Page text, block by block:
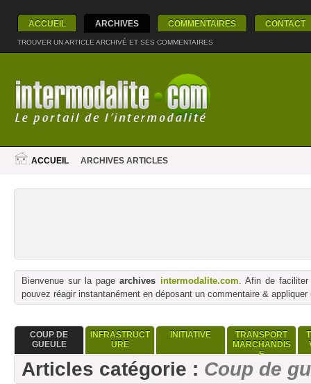
ACCUEIL ARCHIVES COMMENTAIRES CONTACT
TROUVER UN ARTICLE ARCHIVÉ ET SES COMMENTAIRES
ACCUEIL ARCHIVES ARTICLES
Bienvenue sur la pagearchives intermodalite.com. Afin de
pouvez réagir instantanément en déposant un commentaire & appliquer
COUP DE
GUEULE
INFRASTRUCT
URE
INITIATIVE
TRANSPORT
MARCHANDIS
E
Articles catégorie : Coup de